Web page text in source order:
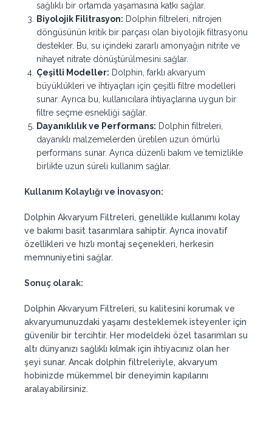
sağlıklı bir ortamda yaşamasına katkı sağlar.
Biyolojik Filitrasyon: Dolphin filtreleri, nitrojen
döngüsünün kritik bir parçası olan biyolojik filtrasyonu
destekler. Bu, su içindeki zararlı amonyağın nitrite ve
nihayet nitrate dönüştürülmesini sağlar.
Çeşitli Modeller: Dolphin, farklı akvaryum
büyüklükleri ve ihtiyaçları için çeşitli filtre modelleri
sunar. Ayrıca bu, kullanıcılara ihtiyaçlarına uygun bir
filtre seçme esnekliği sağlar.
Dayanıklılık ve Performans: Dolphin filtreleri,
dayanıklı malzemelerden üretilen uzun ömürlü
performans sunar. Ayrıca düzenli bakım ve temizlikle
birlikte uzun süreli kullanım sağlar.
Kullanım Kolaylığı ve İnovasyon:
Dolphin Akvaryum Filtreleri, genellikle kullanımı kolay
ve bakımı basit tasarımlara sahiptir. Ayrıca inovatif
özellikleri ve hızlı montaj seçenekleri, herkesin
memnuniyetini sağlar.
Sonuç olarak:
Dolphin Akvaryum Filtreleri, su kalitesini korumak ve
akvaryumunuzdaki yaşamı desteklemek isteyenler için
güvenilir bir tercihtir. Her modeldeki özel tasarımları su
altı dünyanızı sağlıklı kılmak için ihtiyacınız olan her
şeyi sunar. Ancak dolphin filtreleriyle, akvaryum
hobinizde mükemmel bir deneyimin kapılarını
aralayabilirsiniz.